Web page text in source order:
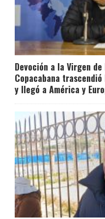
Devoción a la Virgen
Copacabana
y llegó a América y